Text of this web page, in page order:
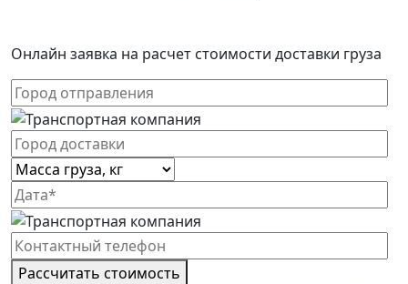
Онлайн заявка на расчет стоимости доставки груза
Рассчитать стоимость